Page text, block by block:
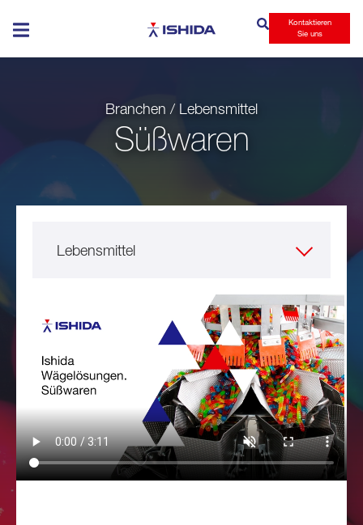
Kontaktieren
Sie uns
Branchen / Lebensmittel
Süßwaren
Lebensmittel